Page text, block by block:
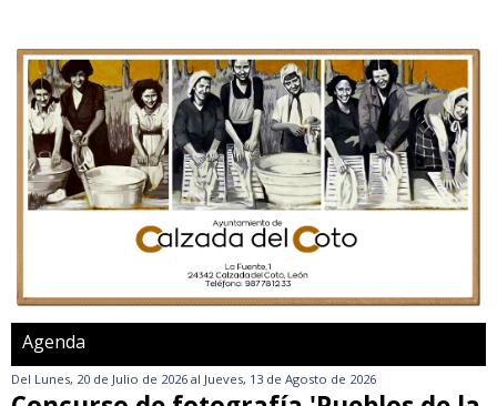
Agenda
Del Lunes, 20 de Julio de 2026 al Jueves, 13 de Agosto de 2026